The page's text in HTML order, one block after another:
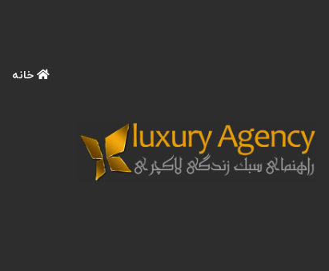
خانه
صفحه اصلی/آشپزی و خوراکی‌های خاص